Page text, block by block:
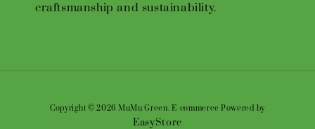
craftsmanship and sustainability.
Copyright © 2026 MuMu Green. E-commerce Powered by
EasyStore